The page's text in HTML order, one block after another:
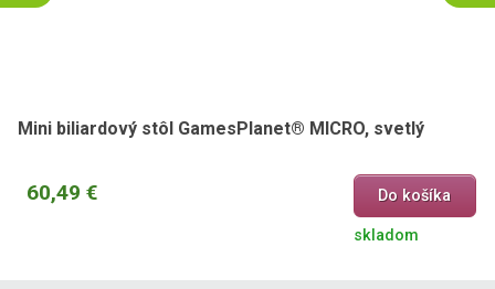
Mini biliardový stôl GamesPlanet® MICRO, svetlý
60,49 € Do košíka
skladom